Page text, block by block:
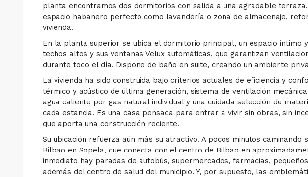
planta encontramos dos dormitorios con salida a una agradable
espacio habanero perfecto como lavandería o zona de almacenaje,
vivienda.
En la planta superior se ubica el dormitorio principal, un espacio íntimo
techos altos y sus ventanas Velux automáticas, que garantizan
durante todo el día. Dispone de baño en suite, creando un ambiente
La vivienda ha sido construida bajo criterios actuales de eficiencia y
térmico y acústico de última generación, sistema de ventilación
agua caliente por gas natural individual y una cuidada selección de
cada estancia. Es una casa pensada para entrar a vivir sin obras, sin
que aporta una construcción reciente.
Su ubicación refuerza aún más su atractivo. A pocos minutos
Bilbao en Sopela, que conecta con el centro de Bilbao en
inmediato hay paradas de autobús, supermercados, farmacias,
además del centro de salud del municipio. Y, por supuesto, las